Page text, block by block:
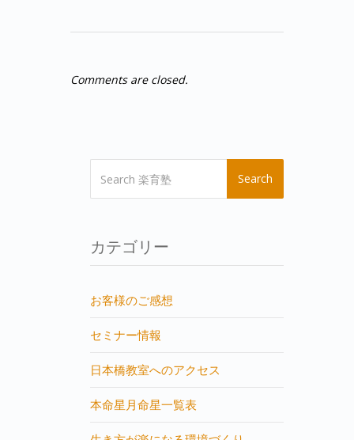
Comments are closed.
Search
カテゴリー
お客様のご感想
セミナー情報
日本橋教室へのアクセス
本命星月命星一覧表